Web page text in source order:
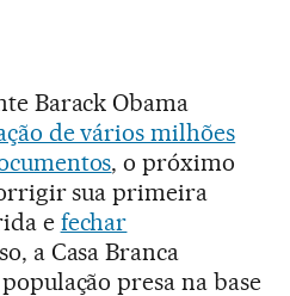
Barack Obama
de vários milhões
, o próximo
sua primeira
e fechar
a Casa Branca
presa na base